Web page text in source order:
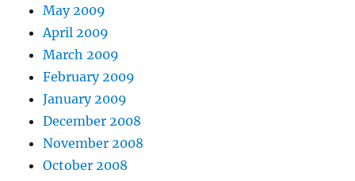
May 2009
April 2009
March 2009
February 2009
January 2009
December 2008
November 2008
October 2008